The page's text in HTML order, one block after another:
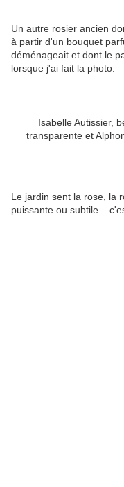
Un autre rosier ancien
à partir d'un bouquet
déménageait et dont le
lorsque j'ai fait la photo.
Isabelle Autissier,
transparente et
Le jardin sent la rose, la
puissante ou subtile...